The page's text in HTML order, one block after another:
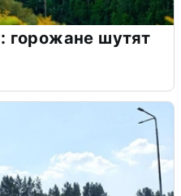
горожане шутят